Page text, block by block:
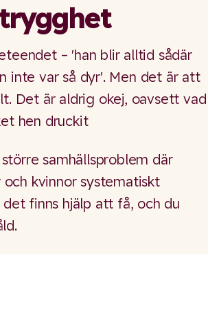
– 'han blir alltid sådär
inte var så dyr'. Men det är att
Det är aldrig okej, oavsett vad
hen druckit
samhällsproblem där
kvinnor systematiskt
finns hjälp att få, och du